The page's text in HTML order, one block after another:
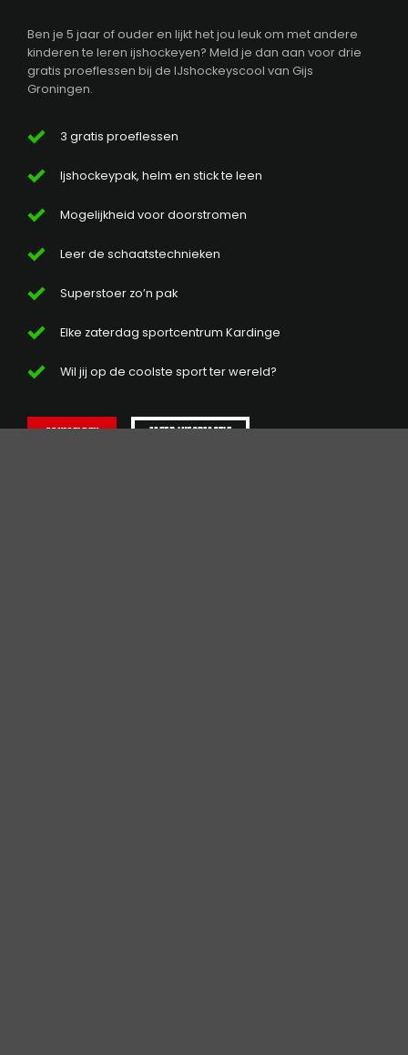
Ben je 5 jaar of ouder en lijkt het jou leuk om met andere
kinderen te leren ijshockeyen? Meld je dan aan voor drie
gratis proeflessen bij de IJshockeyscool van Gijs
Groningen.
3 gratis proeflessen
Ijshockeypak, helm en stick te leen
Mogelijkheid voor doorstromen
Leer de schaatstechnieken
Superstoer zo’n pak
Elke zaterdag sportcentrum Kardinge
Wil jij op de coolste sport ter wereld?
AANMELDEN MEER INFORMATIE